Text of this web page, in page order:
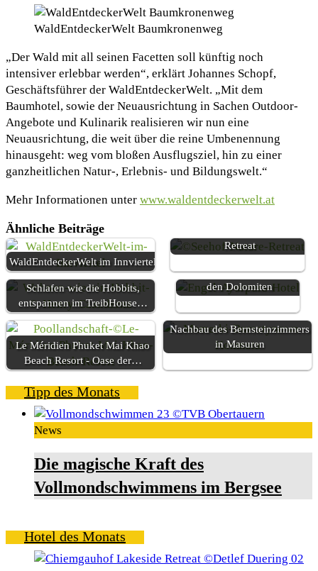
WaldEntdeckerWelt Baumkronenweg
„Der Wald mit all seinen Facetten soll künftig noch
intensiver erlebbar werden“, erklärt Johannes Schopf,
Geschäftsführer der WaldEntdeckerWelt. „Mit dem
Baumhotel, sowie der Neuausrichtung in Sachen Outdoor-
Angebote und Kulinarik realisieren wir nun eine
Neuausrichtung, die weit über die reine Umbenennung
hinausgeht: weg vom bloßen Ausflugsziel, hin zu einer
ganzheitlichen Natur-, Erlebnis- und Bildungswelt.“
Mehr Informationen unter www.waldentdeckerwelt.at
Ähnliche Beiträge
WaldEntdeckerWelt im Innviertel
Retreat
Schlafen wie die Hobbits,
entspannen im TreibHouse…
Ayurveda-Hotel eröffnet in
den Dolomiten
Le Méridien Phuket Mai Khao
Beach Resort - Oase der…
Nachbau des Bernsteinzimmers
in Masuren
Tipp des Monats
News
Die magische Kraft des
Vollmondschwimmens im Bergsee
Hotel des Monats